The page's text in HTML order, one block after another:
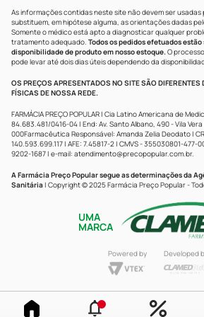
As informações contidas neste site não devem ser
substituem, em hipótese alguma, as orientações dadas
Somente o médico está apto a diagnosticar qualquer
tratamento adequado. Todos os pedidos efetuados
disponibilidade de produto em nosso estoque.O
pode levar até dois dias úteis dependendo da
OS PREÇOS APRESENTADOS NO SITE SÃO DIFERENTES
FÍSICAS DE NOSSA REDE.
FARMÁCIA PREÇO POPULAR | Cia Latino Americana de
84.683.481/0416-04 | End: Av. Santo Albano, 490 - Vila
000Farmacêutica Responsável: Amanda Zelia Deodato |
140.593.699.117 | AFE: 7.45817-2 | CMVS - 355030801-
9202-1687 | e-mail: atendimento@precopopular.com.br.
A Farmácia Preço Popular segue as determinações da
Sanitária | Copyright © 2025 Farmácia Preço Popular -
UMA
MARCA
Powered by Developed